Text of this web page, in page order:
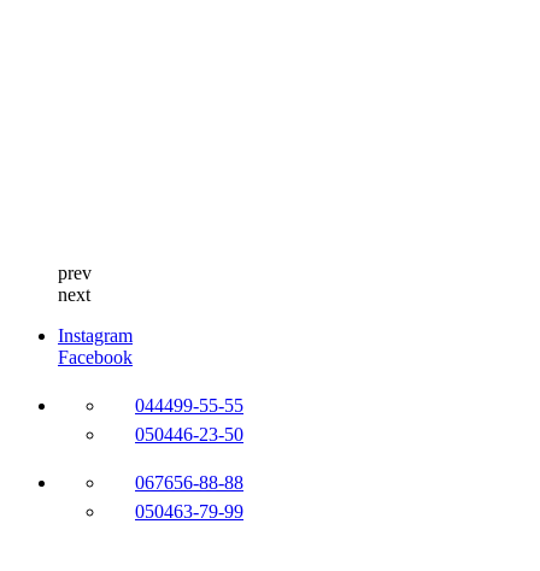
prev
next
Instagram
Facebook
044499-55-55
050446-23-50
067656-88-88
050463-79-99